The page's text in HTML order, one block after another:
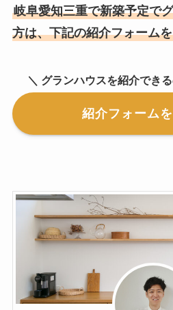
岐阜愛知三重で新築予定で
方は、下記の紹介フォーム
＼ グランハウスを紹介でき
紹介フォーム